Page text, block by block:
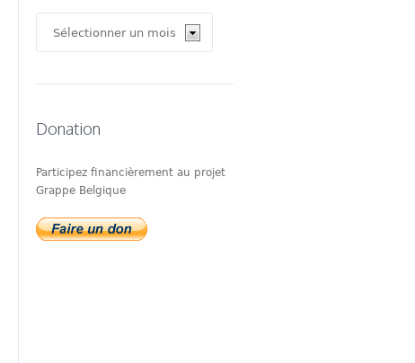
Donation
Participez financièrement au projet
Grappe Belgique